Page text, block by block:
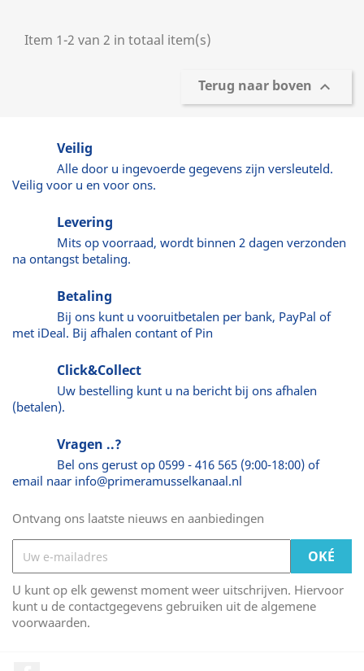
Item 1-2 van 2 in totaal item(s)
Terug naar boven 
Veilig
Alle door u ingevoerde gegevens zijn versleuteld.
Veilig voor u en voor ons.
Levering
Mits op voorraad, wordt binnen 2 dagen verzonden
na ontangst betaling.
Betaling
Bij ons kunt u vooruitbetalen per bank, PayPal of
met iDeal. Bij afhalen contant of Pin
Click&Collect
Uw bestelling kunt u na bericht bij ons afhalen
(betalen).
Vragen ..?
Bel ons gerust op 0599 - 416 565 (9:00-18:00) of
email naar info@primeramusselkanaal.nl
Ontvang ons laatste nieuws en aanbiedingen
U kunt op elk gewenst moment weer uitschrijven. Hiervoor
kunt u de contactgegevens gebruiken uit de algemene
voorwaarden.